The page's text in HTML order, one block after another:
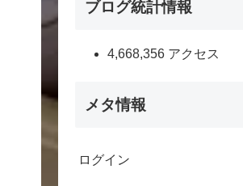
ブログ統計情報
4,668,356 アクセス
メタ情報
ログイン